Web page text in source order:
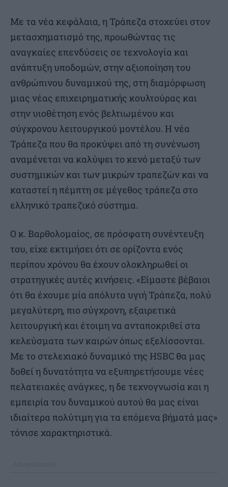
Με τα νέα κεφάλαια, η Τράπεζα στοχεύει στον
μετασχηματισμό της, προωθώντας τις
αναγκαίες επενδύσεις σε τεχνολογία και
ανάπτυξη υποδομών, στην αξιοποίηση του
ανθρώπινου δυναμικού της, στη διαμόρφωση
μιας νέας επιχειρηματικής κουλτούρας και
στην υιοθέτηση ενός βελτιωμένου και
σύγχρονου λειτουργικού μοντέλου. Η νέα
Τράπεζα που θα προκύψει από τη συνένωση
αναμένεται να καλύψει το κενό μεταξύ των
συστημικών και των μικρών τραπεζών και να
καταστεί η πέμπτη σε μέγεθος τράπεζα στο
ελληνικό τραπεζικό σύστημα.
Ο κ. Βαρθολομαίος, σε πρόσφατη συνέντευξη
του, είχε εκτιμήσει ότι σε ορίζοντα ενός
περίπου χρόνου θα έχουν ολοκληρωθεί οι
στρατηγικές αυτές κινήσεις. «Είμαστε βέβαιοι
ότι θα έχουμε μία απόλυτα υγιή Τράπεζα, πολύ
μεγαλύτερη, πιο σύγχρονη, εξαιρετικά
λειτουργική και έτοιμη να ανταποκριθεί στα
κελεύσματα των καιρών όπως εξελίσσονται.
Με το στελεχιακό δυναμικό της HSBC θα μας
δοθεί η δυνατότητα να εξυπηρετήσουμε νέες
πελατειακές ανάγκες, η δε τεχνογνωσία και η
εμπειρία του δυναμικού αυτού θα μας είναι
ιδιαίτερα πολύτιμη για τα επόμενα βήματά μας»
τόνισε χαρακτηριστικά.